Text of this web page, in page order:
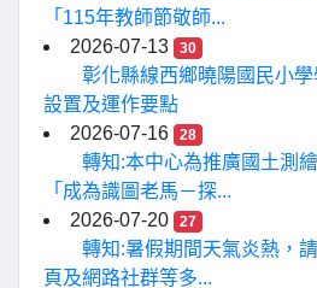
「115年教師節敬師...
2026-07-13
30
彰化縣線西鄉曉陽國民小
設置及運作要點
2026-07-16
28
轉知:本中心為推廣國土測
「成為識圖老馬－探...
2026-07-20
27
轉知:暑假期間天氣炎熱，
頁及網路社群等多...